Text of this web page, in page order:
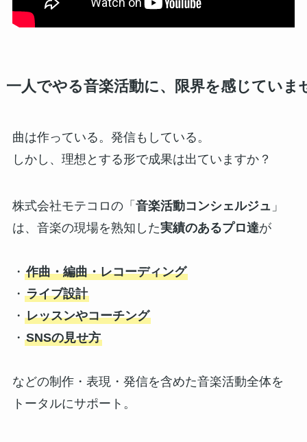
一人でやる音楽活動に、限界を感じていま
曲は作っている。発信もしている。
しかし、理想とする形で成果は出ていますか？
株式会社モテコロの「 音楽活動コンシェルジュ 」
は、音楽の現場を熟知した実績のあるプロ達が
・ 作曲・編曲・レコーディング
・ ライブ設計
・ レッスンやコーチング
・ SNSの見せ方
などの制作・表現・発信を含めた音楽活動全体を
トータルにサポート。